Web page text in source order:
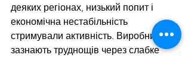
деяких регіонах, низький попит і
економічна нестабільність
стримували активність. Виробники
зазнають труднощів через слабке